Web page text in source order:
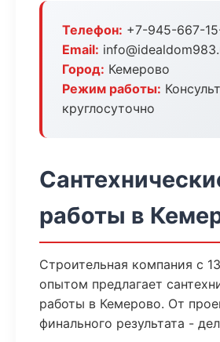
Телефон: +7-945-667-
Email:
Город: Кемерово
Режим работы:
круглосуточно
работы в
Строительная компания с
опытом предлагает
работы в Кемерово. От
финального результата -